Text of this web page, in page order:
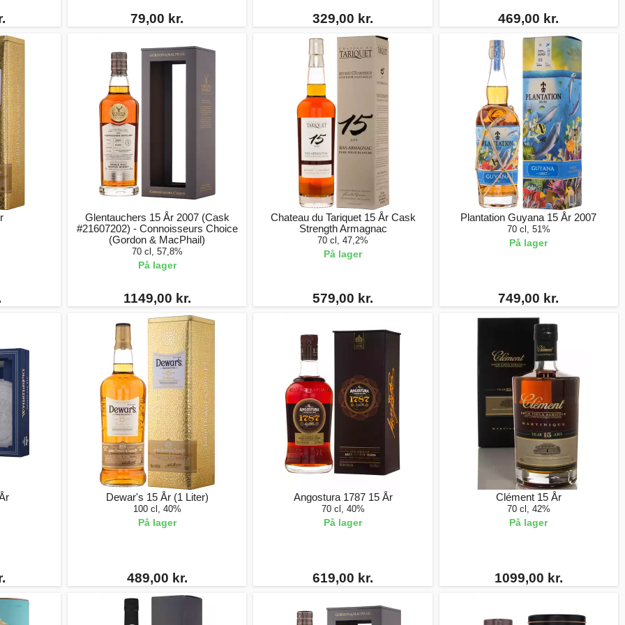
79,00 kr. 329,00 kr. 469,00 kr.
Glentauchers 15 År 2007 (Cask
#21607202) - Connoisseurs Choice
(Gordon & MacPhail)
70 cl, 57,8%
På lager
1149,00 kr.
Chateau du Tariquet 15 År Cask
Strength Armagnac
70 cl, 47,2%
På lager
579,00 kr.
Plantation Guyana 15 År 2007
70 cl, 51%
På lager
749,00 kr.
Dewar's 15 År (1 Liter)
100 cl, 40%
På lager
489,00 kr.
Angostura 1787 15 År
70 cl, 40%
På lager
619,00 kr.
Clément 15 År
70 cl, 42%
På lager
1099,00 kr.